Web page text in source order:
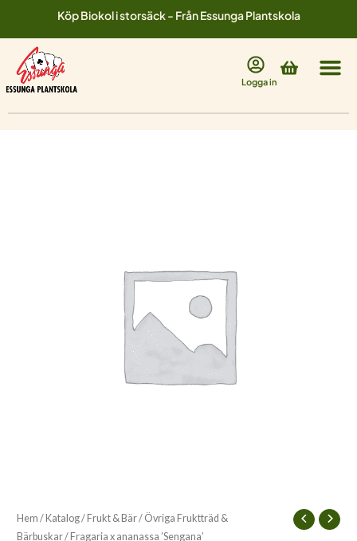
innehåll
Köp Biokol i storsäck - Från Essunga Plantskola
Logga in
Varukorg
Hem / Katalog/ Frukt & Bär/ Övriga Fruktträd &
Bärbuskar/ Fragaria x ananassa ’Sengana’